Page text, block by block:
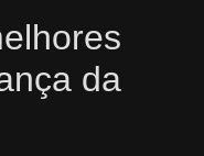
da